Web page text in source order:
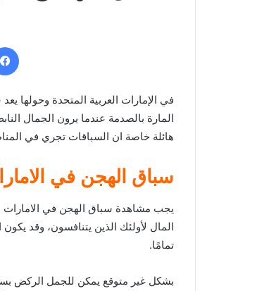
في الإمارات العربية المتحدة وحولها
المارة بالصدمة عندما يرون الجمال
هائلة خاصة ان السباقات تجري في
سباق الهجن في
يجب مشاهدة سباق الهجن في الامارات
المال لأولئك الذين يتنافسون، وقد
تمامًا.